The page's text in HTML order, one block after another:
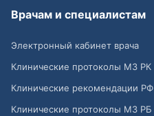
Врачам и специалистам
Электронный кабинет врача
Клинические протоколы МЗ РК
Клинические рекомендации РФ
Клинические протоколы МЗ РБ